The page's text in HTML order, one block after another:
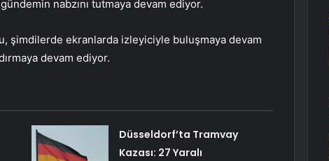
nabzını tutmaya devam ediyor.
şimdilerde ekranlarda izleyiciyle buluşmaya devam
devam ediyor.
Düsseldorf’ta Tramvay
Kazası: 27 Yaralı